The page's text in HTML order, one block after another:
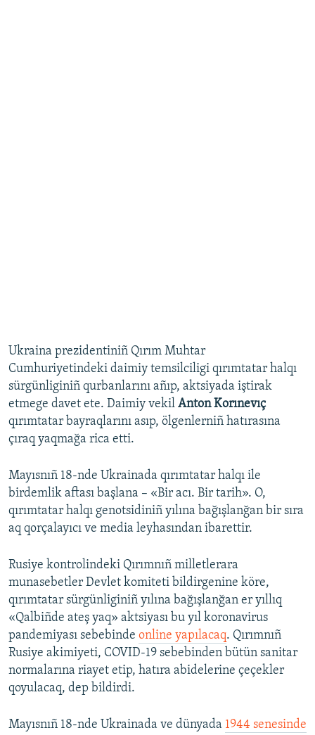
Ukraina prezidentiniñ Qırım Muhtar
Cumhuriyetindeki daimiy temsilciligi qırımtatar halqı
sürgünliginiñ qurbanlarını añıp, aktsiyada iştirak
etmege davet ete. Daimiy vekil Anton Korınevıç
qırımtatar bayraqlarını asıp, ölgenlerniñ hatırasına
çıraq yaqmağa rica etti.
Mayısnıñ 18-nde Ukrainada qırımtatar halqı ile
birdemlik aftası başlana – «Bir acı. Bir tarih». O,
qırımtatar halqı genotsidiniñ yılına bağışlanğan bir sıra
aq qorçalayıcı ve media leyhasından ibarettir.
Rusiye kontrolindeki Qırımnıñ milletlerara
munasebetler Devlet komiteti bildirgenine köre,
qırımtatar sürgünliginiñ yılına bağışlanğan er yıllıq
«Qalbiñde ateş yaq» aktsiyası bu yıl koronavirus
pandemiyası sebebinde online yapılacaq. Qırımnıñ
Rusiye akimiyeti, COVID-19 sebebinden bütün sanitar
normalarına riayet etip, hatıra abidelerine çeçekler
qoyulacaq, dep bildirdi.
Mayısnıñ 18-nde Ukrainada ve dünyada 1944 senesinde